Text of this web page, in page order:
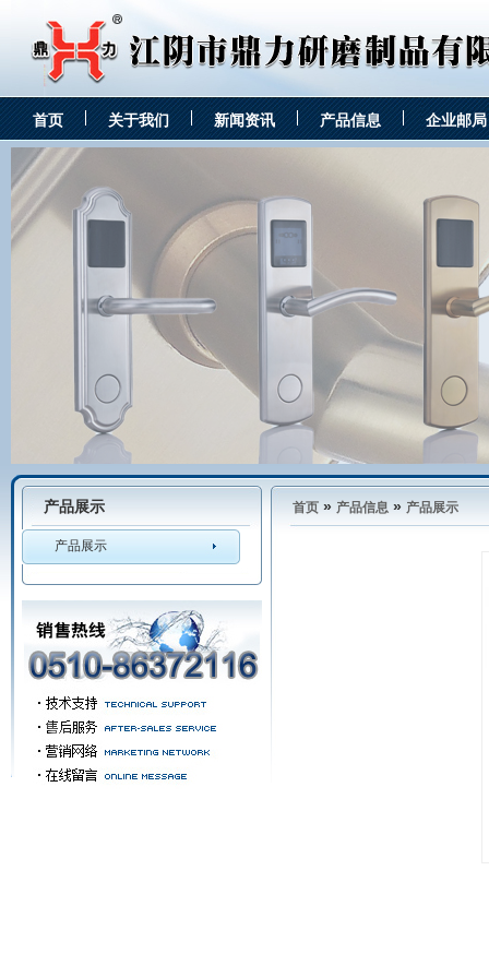
首页 关于我们 新闻资讯 产品信息 企业邮局
产品展示
产品展示
首页 » 产品信息 » 产品展示